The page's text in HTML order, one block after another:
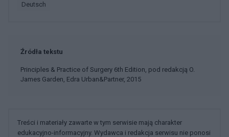
deutsch
Źródła tekstu
Principles & Practice of Surgery 6th Edition, pod redakcją O.
James Garden, Edra Urban&Partner, 2015
Treści i materiały zawarte w tym serwisie mają charakter
edukacyjno-informacyjny. Wydawca i redakcja serwisu nie ponosi